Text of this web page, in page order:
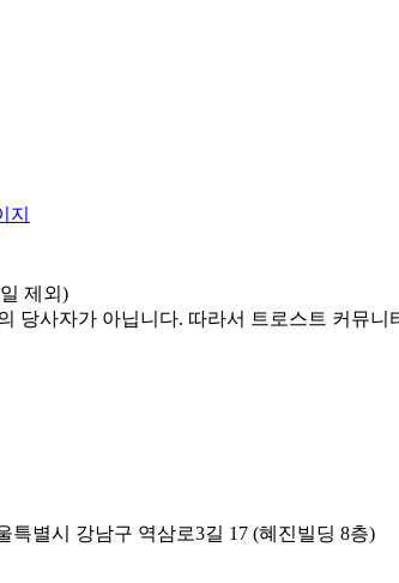
지
제외)
당사자가 아닙니다. 따라서 트로스트 커뮤
특별시 강남구 역삼로3길 17 (혜진빌딩 8층)